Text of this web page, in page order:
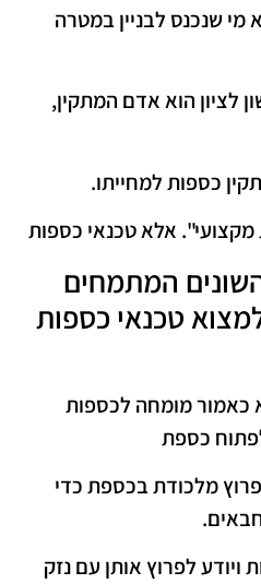
מי שנכנס לבניין במטרה
לציון הוא אדם המתקין,
כספות למחייתו.
מקצועי". אלא טכנאי כספות
המתמחים
טכנאי כספות
כאמור מומחה לכספות
כספת
מלכודת בכספת כדי
לפרוץ אותן עם נזק